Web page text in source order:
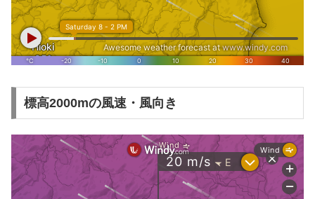
標高2000mの風速・風向き